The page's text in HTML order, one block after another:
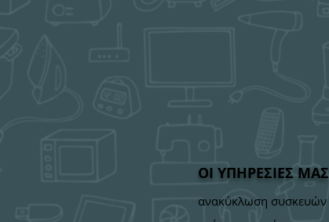
ΟΙ ΥΠΗΡΕΣΙΕΣ ΜΑΣ
ανακύκλωση συσκευών